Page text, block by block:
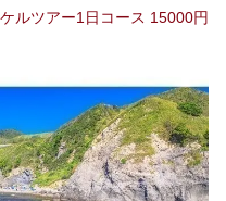
ルツアー1日コース 15000円